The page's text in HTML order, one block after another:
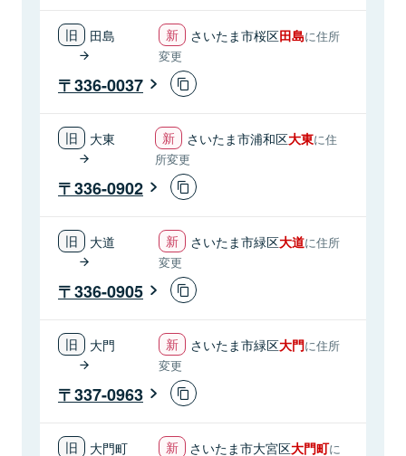
田島 さいたま市桜区田島に住所
変更
336-0037
大東 さいたま市浦和区大東に住
所変更
336-0902
大道 さいたま市緑区大道に住所
変更
336-0905
大門 さいたま市緑区大門に住所
変更
337-0963
大門町 さいたま市大宮区大門町に